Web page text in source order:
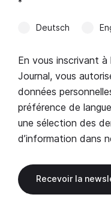
*
Deutsch
En vous inscrivant
Journal, vous
données
préférence de
une sélection des
d’information dans